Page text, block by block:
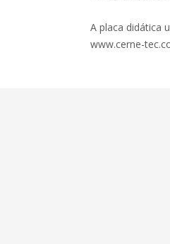
A placa didática
www.cerne-